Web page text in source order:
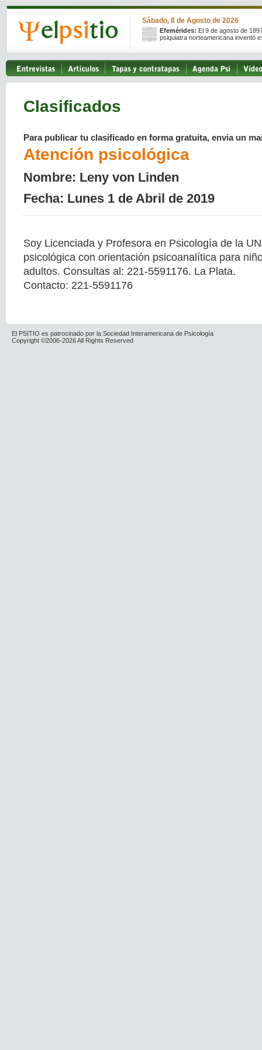
Sábado, 8 de Agosto de 2026
Efemérides: El 9 de agosto de
psiquiatra norteamericana inventó
Clasificados
Para publicar tu clasificado en forma gratuita, envia un
Atención psicológica
Nombre: Leny von Linden
Fecha: Lunes 1 de Abril de 2019
Soy Licenciada y Profesora en Psicología de la
psicológica con orientación psicoanalítica para
adultos. Consultas al: 221-5591176. La Plata.
Contacto: 221-5591176
El PSITIO es patrocinado por la Sociedad Interamericana de Psicología
Copyright ©2006-2026 All Rights Reserved